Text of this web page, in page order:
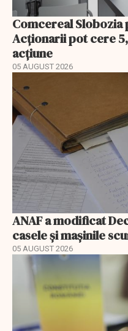
Comcereal Slobozia
Acționarii pot cere
acțiune
05 AUGUST 2026
ANAF a modificat
casele și mașinile
05 AUGUST 2026